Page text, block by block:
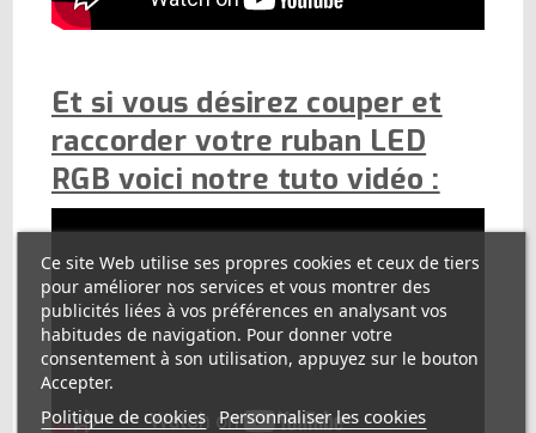
Et si vous désirez couper et
raccorder votre ruban LED
RGB voici notre tuto vidéo :
Ce site Web utilise ses propres cookies et ceux de tiers
pour améliorer nos services et vous montrer des
publicités liées à vos préférences en analysant vos
habitudes de navigation. Pour donner votre
consentement à son utilisation, appuyez sur le bouton
Accepter.
Politique de cookies Personnaliser les cookies